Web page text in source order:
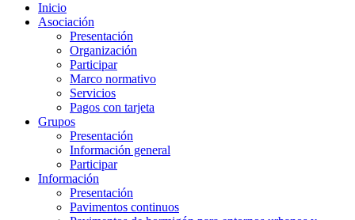
Inicio
Asociación
Presentación
Organización
Participar
Marco normativo
Servicios
Pagos con tarjeta
Grupos
Presentación
Información general
Participar
Información
Presentación
Pavimentos continuos